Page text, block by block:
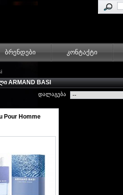
ბრენდები კონტაქტი
ARMAND BASI
დალაგება
Pour Homme